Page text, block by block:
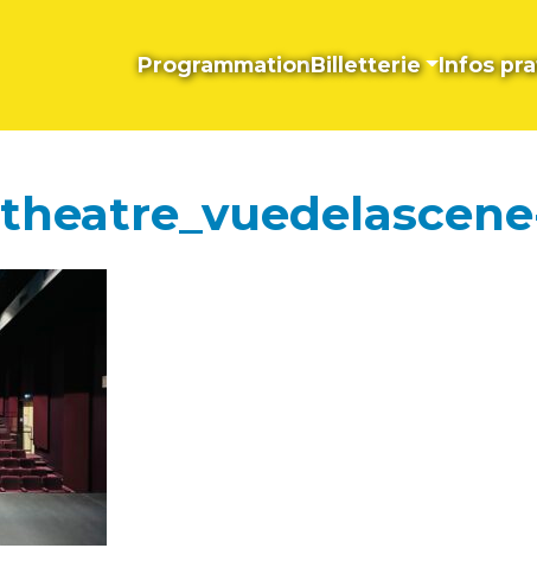
ProgrammationBilletterie Infos